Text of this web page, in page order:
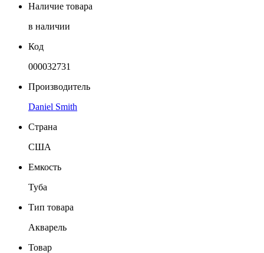
Наличие товара
в наличии
Код
000032731
Производитель
Daniel Smith
Страна
США
Емкость
Туба
Тип товара
Акварель
Товар